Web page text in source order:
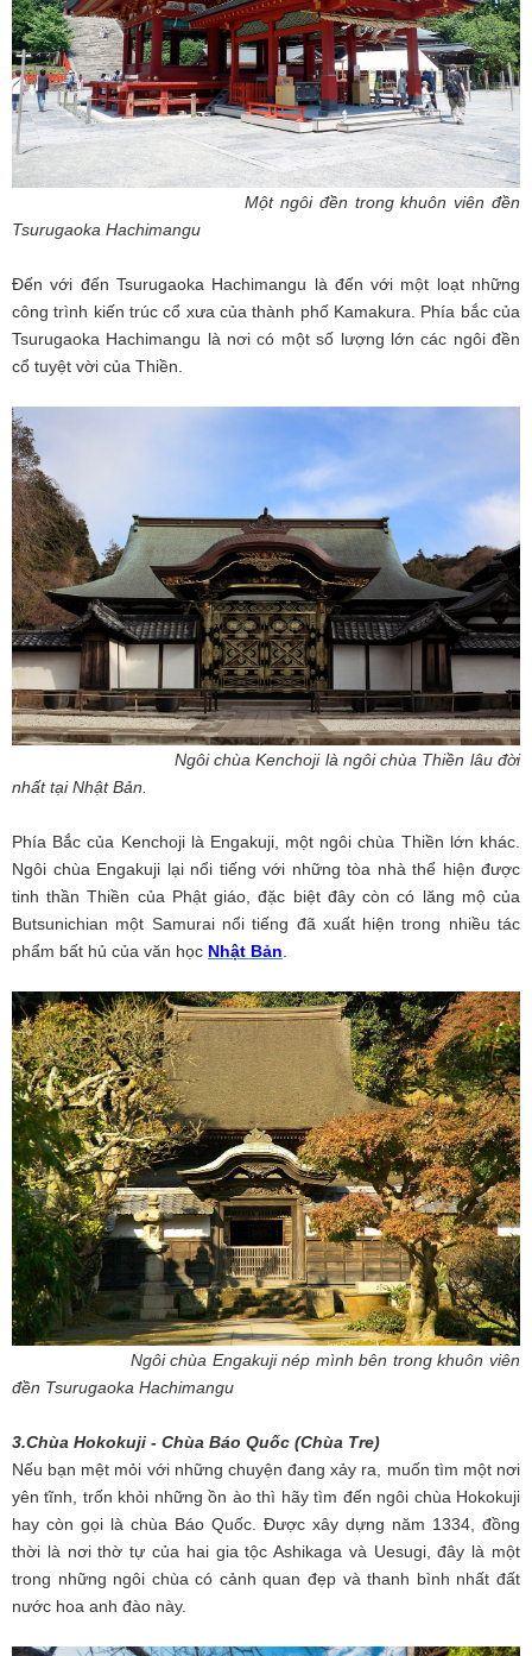
Một ngôi đền trong khuôn viên đền
Tsurugaoka Hachimangu
Đến với đến Tsurugaoka Hachimangu là đến với một loạt những
công trình kiến trúc cổ xưa của thành phố Kamakura. Phía bắc của
Tsurugaoka Hachimangu là nơi có một số lượng lớn các ngôi đền
cổ tuyệt vời của Thiền.
Ngôi chùa Kenchoji là ngôi chùa Thiền lâu đời
nhất tại Nhật Bản.
Phía Bắc của Kenchoji là Engakuji, một ngôi chùa Thiền lớn khác.
Ngôi chùa Engakuji lại nổi tiếng với những tòa nhà thể hiện được
tinh thần Thiền của Phật giáo, đặc biệt đây còn có lăng mộ của
Butsunichian một Samurai nổi tiếng đã xuất hiện trong nhiều tác
phẩm bất hủ của văn học Nhật Bản
Ngôi chùa Engakuji nép mình bên trong khuôn viên
đền Tsurugaoka Hachimangu
3.Chùa Hokokuji - Chùa Báo Quốc (Chùa Tre)
Nếu bạn mệt mỏi với những chuyện đang xảy ra, muốn tìm một nơi
yên tĩnh, trốn khỏi những ồn ào thì hãy tìm đến ngôi chùa Hokokuji
hay còn gọi là chùa Báo Quốc. Được xây dựng năm 1334, đồng
thời là nơi thờ tự của hai gia tộc Ashikaga và Uesugi, đây là một
trong những ngôi chùa có cảnh quan đẹp và thanh bình nhất đất
nước hoa anh đào này.